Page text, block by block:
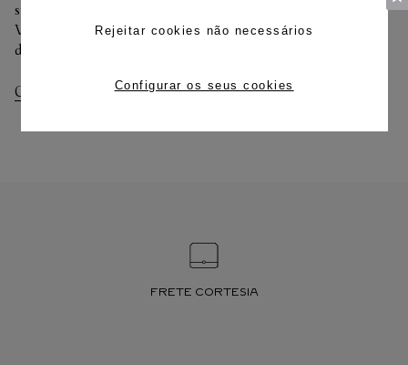
Rejeitar cookies não necessários
Configurar os seus cookies
sua preferência na finalização de seu pedido.
Você pode trocar ou devolver sua criação Cartier em até 30
dias.
Consultar Entregas Consultar Devoluções
FRETE CORTESIA